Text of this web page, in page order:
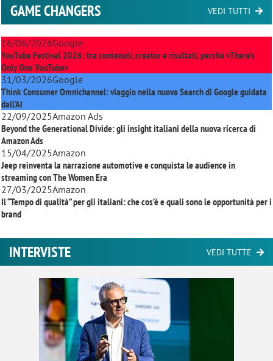
GAME CHANGERS VEDI TUTTI
16/06/2026Google
YouTube Festival 2026: tra contenuti, creator e risultati, perché «There’s
Only One YouTube»
31/03/2026Google
Think Consumer Omnichannel: viaggio nella nuova Search di Google guidata
dall'AI
22/09/2025Amazon Ads
Beyond the Generational Divide: gli insight italiani della nuova ricerca di
Amazon Ads
15/04/2025Amazon
Jeep reinventa la narrazione automotive e conquista le audience in
streaming conThe Women Era
27/03/2025Amazon
Il “Tempo di qualità” per gli italiani: che cos’è e quali sono le opportunità per i
brand
INTERVISTE VEDI TUTTE